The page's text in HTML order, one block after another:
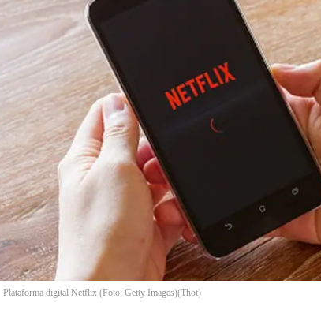
Plataforma digital Netflix (Foto: Getty Images)(Thot)